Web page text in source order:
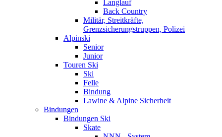
Langlauf
Back Country
Militär, Streitkräfte,
Grenzsicherungstruppen, Polizei
Alpinski
Senior
Junior
Touren Ski
Ski
Felle
Bindung
Lawine & Alpine Sicherheit
Bindungen
Bindungen Ski
Skate